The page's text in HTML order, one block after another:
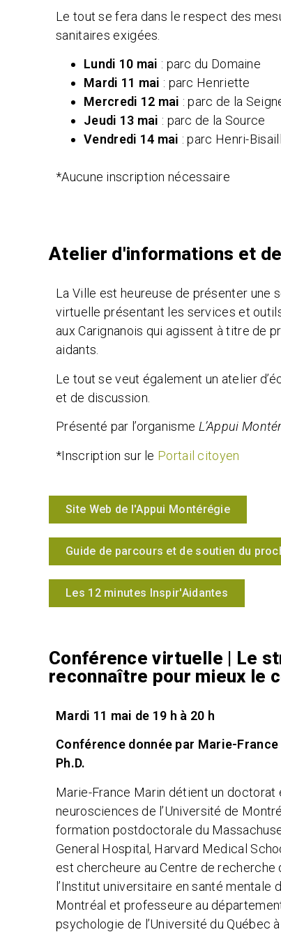
Le tout se fera dans le respect des
sanitaires exigées.
Lundi 10 mai : parc du Domaine
Mardi 11 mai : parc Henriette
Mercredi 12 mai : parc de la
Jeudi 13 mai : parc de la Source
Vendredi 14 mai : parc Henri-
*Aucune inscription nécessaire
Atelier d'informations et
La Ville est heureuse de présenter une
virtuelle présentant les services et
aux Carignanois qui agissent à titre de
aidants.
Le tout se veut également un atelier
et de discussion.
Présenté par l’organisme L’Appui
*Inscription sur le Portail citoyen
Site Web de l'Appui Montérégie
Guide de parcours et de soutien du
Les 12 minutes Inspir'Aidantes
Conférence virtuelle | Le
reconnaître pour mieux le
Mardi 11 mai de 19 h à 20 h
Conférence donnée par Marie-
Ph.D.
Marie-France Marin détient un doctorat
neurosciences de l’Université de
formation postdoctorale du
General Hospital, Harvard Medical
est chercheure au Centre de recherche
l’Institut universitaire en santé mentale
Montréal et professeure au
psychologie de l’Université du Québec à